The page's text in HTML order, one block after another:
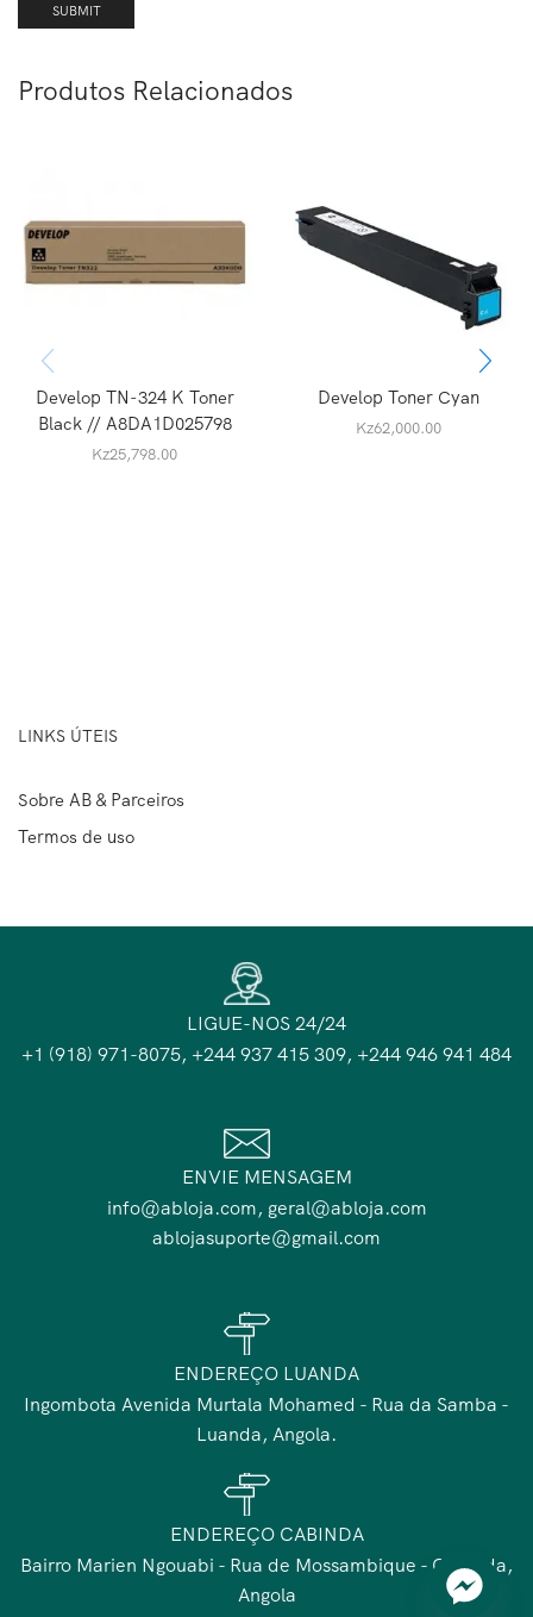
Produtos Relacionados
Develop TN-324 K Toner
Black // A8DA1D025798
Kz25,798.00
Develop Toner Cyan
Kz62,000.00
LINKS ÚTEIS
Sobre AB & Parceiros
Termos de uso
LIGUE-NOS 24/24
+1 (918) 971-8075, +244 937 415 309, +244 946 941 484
ENVIE MENSAGEM
info@abloja.com, geral@abloja.com
ablojasuporte@gmail.com
ENDEREÇO LUANDA
Ingombota Avenida Murtala Mohamed - Rua da Samba -
Luanda, Angola.
ENDEREÇO CABINDA
Bairro Marien Ngouabi - Rua de Mossambique - Cabinda,
Angola